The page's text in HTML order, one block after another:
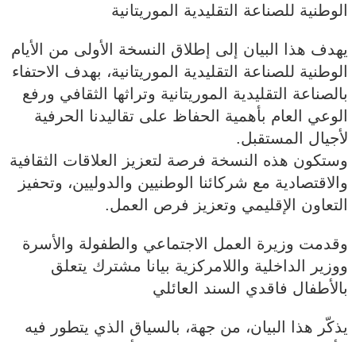
الوطنية للصناعة التقليدية الموريتانية
يهدف هذا البيان إلى إطلاق النسخة الأولى من الأيام
الوطنية للصناعة التقليدية الموريتانية، بهدف الاحتفاء
بالصناعة التقليدية الموريتانية وتراثها الثقافي ورفع
الوعي العام بأهمية الحفاظ على تقاليدنا الحرفية
لأجيال المستقبل.
وستكون هذه النسخة فرصة لتعزيز العلاقات الثقافية
والاقتصادية مع شركائنا الوطنيين والدوليين، وتحفيز
التعاون الإقليمي وتعزيز فرص العمل.
وقدمت وزيرة العمل الاجتماعي والطفولة والأسرة
ووزير الداخلية واللامركزية بيانا مشترك يتعلق
بالأطفال فاقدي السند العائلي
يذكّر هذا البيان، من جهة، بالسياق الذي يتطور فيه